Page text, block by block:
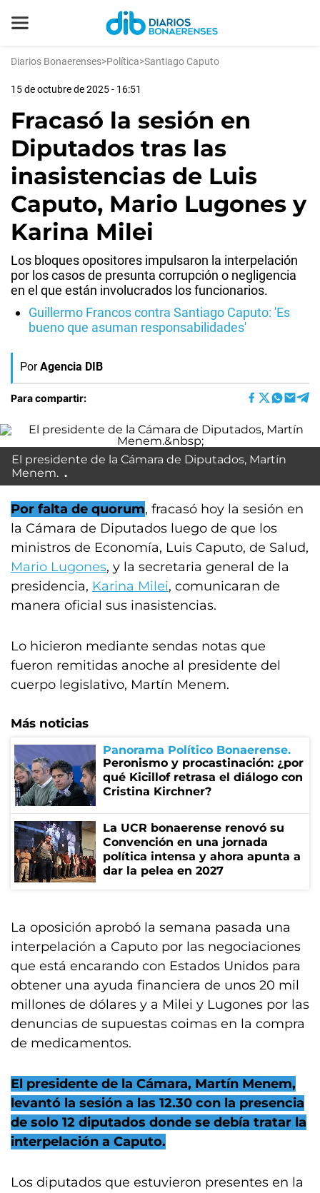
Diarios Bonaerenses>Política>Santiago Caputo
15 de octubre de 2025 - 16:51
Fracasó la sesión en
Diputados tras las
inasistencias de Luis
Caputo, Mario Lugones y
Karina Milei
Los bloques opositores impulsaron la interpelación
por los casos de presunta corrupción o negligencia
en el que están involucrados los funcionarios.
Guillermo Francos contra Santiago Caputo: 'Es
bueno que asuman responsabilidades'
Por Agencia DIB
Para compartir:
El presidente de la Cámara de Diputados, Martín
Menem.
Por falta de quorum, fracasó hoy la sesión en
la Cámara de Diputados luego de que los
ministros de Economía, Luis Caputo, de Salud,
Mario Lugones, y la secretaria general de la
presidencia, Karina Milei, comunicaran de
manera oficial sus inasistencias.
Lo hicieron mediante sendas notas que
fueron remitidas anoche al presidente del
cuerpo legislativo, Martín Menem.
Más noticias
Panorama Político Bonaerense
Peronismo y procastinación: ¿por
qué Kicillof retrasa el diálogo con
Cristina Kirchner?
La UCR bonaerense renovó su
Convención en una jornada
política intensa y ahora apunta a
dar la pelea en 2027
La oposición aprobó la semana pasada una
interpelación a Caputo por las negociaciones
que está encarando con Estados Unidos para
obtener una ayuda financiera de unos 20 mil
millones de dólares y a Milei y Lugones por las
denuncias de supuestas coimas en la compra
de medicamentos.
El presidente de la Cámara, Martín Menem,
levantó la sesión a las 12.30 con la presencia
de solo 12 diputados donde se debía tratar la
interpelación a Caputo.
Los diputados que estuvieron presentes en la